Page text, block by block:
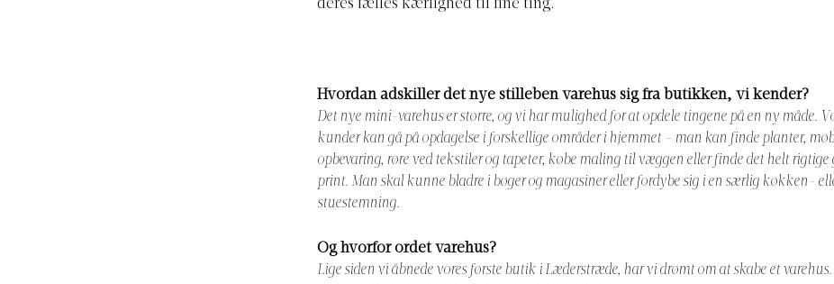
deres fælles kærlighed til fine ting.
Hvordan adskiller det nye stillebenvarehus sig fra butikken, vi kender?
Det nye mini-varehus er større, og vi har mulighed for at opdele tingene på en ny måde.
kunder kan gå på opdagelse i forskellige områder i hjemmet – man kan finde planter,
opbevaring, røre ved tekstiler og tapeter, købe maling til væggen eller finde det helt rigtige
print. Man skal kunne bladre i bøger og magasiner eller fordybe sig i en særlig køkken-
stuestemning.
Og hvorfor ordet varehus?
Lige siden vi åbnede vores første butik i Læderstræde, har vi drømt om at skabe et